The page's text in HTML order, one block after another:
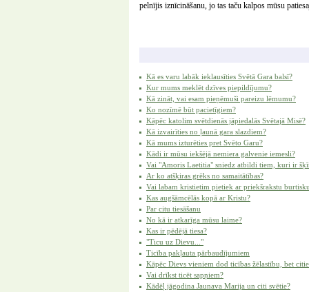
pelnījis iznīcināšanu, jo tas taču kalpos mūsu
Kā es varu labāk ieklausīties Svētā Gara balsī?
Kur mums meklēt dzīves piepildījumu?
Kā zināt, vai esam pieņēmuši pareizu lēmumu?
Ko nozīmē būt pacietīgiem?
Kāpēc katolim svētdienās jāpiedalās Svētajā Misē?
Kā izvairīties no ļaunā gara slazdiem?
Kā mums izturēties pret Svēto Garu?
Kādi ir mūsu iekšējā nemiera galvenie iemesli?
Vai "Amoris Laetitia" sniedz atbildi tiem, kuri ir
Ar ko atšķiras grēks no samaitātības?
Vai labam kristietim pietiek ar priekšrakstu
Kas augšāmcēlās kopā ar Kristu?
Par citu tiesāšanu
No kā ir atkarīga mūsu laime?
Kas ir pēdējā tiesa?
"Ticu uz Dievu..."
Ticība pakļauta pārbaudījumiem
Kāpēc Dievs vieniem dod ticības žēlastību, bet
Vai drīkst ticēt sapņiem?
Kādēļ jāgodina Jaunava Marija un citi svētie?